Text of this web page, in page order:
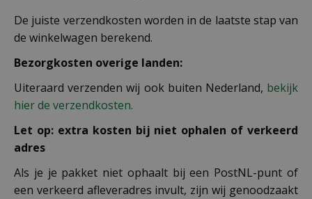
De juiste verzendkosten worden in de laatste stap van
de winkelwagen berekend.
Bezorgkosten overige landen:
Uiteraard verzenden wij ook buiten Nederland, bekijk
hier de verzendkosten.
Let op: extra kosten bij niet ophalen of verkeerd
adres
Als je je pakket niet ophaalt bij een PostNL-punt of
een verkeerd afleveradres invult, zijn wij genoodzaakt